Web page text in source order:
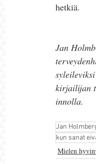
hetkiä.
Jan
kirjailijan
innolla.
Jan
kun sanat
Mielen